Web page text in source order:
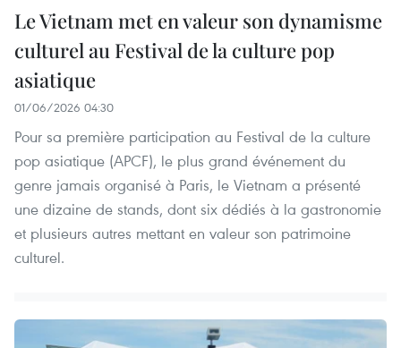
Le Vietnam met en valeur son dynamisme
culturel au Festival de la culture pop
asiatique
01/06/2026 04:30
Pour sa première participation au Festival de la culture
pop asiatique (APCF), le plus grand événement du
genre jamais organisé à Paris, le Vietnam a présenté
une dizaine de stands, dont six dédiés à la gastronomie
et plusieurs autres mettant en valeur son patrimoine
culturel.